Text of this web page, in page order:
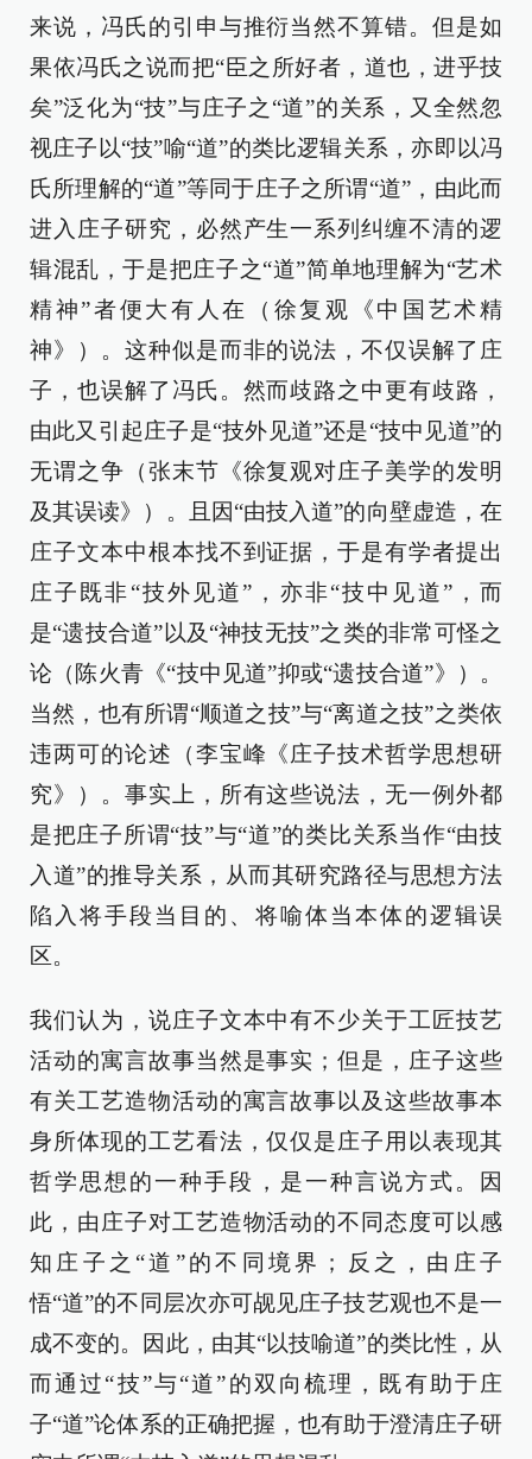
来说，冯氏的引申与推衍当然不算错。但是如
果依冯氏之说而把“臣之所好者，道也，进乎技
矣”泛化为“技”与庄子之“道”的关系，又全然忽
视庄子以“技”喻“道”的类比逻辑关系，亦即以冯
氏所理解的“道”等同于庄子之所谓“道”，由此而
进入庄子研究，必然产生一系列纠缠不清的逻
辑混乱，于是把庄子之“道”简单地理解为“艺术
精神”者便大有人在（徐复观《中国艺术精
神》）。这种似是而非的说法，不仅误解了庄
子，也误解了冯氏。然而歧路之中更有歧路，
由此又引起庄子是“技外见道”还是“技中见道”的
无谓之争（张末节《徐复观对庄子美学的发明
及其误读》）。且因“由技入道”的向壁虚造，在
庄子文本中根本找不到证据，于是有学者提出
庄子既非“技外见道”，亦非“技中见道”，而
是“遗技合道”以及“神技无技”之类的非常可怪之
论（陈火青《“技中见道”抑或“遗技合道”》）。
当然，也有所谓“顺道之技”与“离道之技”之类依
违两可的论述（李宝峰《庄子技术哲学思想研
究》）。事实上，所有这些说法，无一例外都
是把庄子所谓“技”与“道”的类比关系当作“由技
入道”的推导关系，从而其研究路径与思想方法
陷入将手段当目的、将喻体当本体的逻辑误
区。
我们认为，说庄子文本中有不少关于工匠技艺
活动的寓言故事当然是事实；但是，庄子这些
有关工艺造物活动的寓言故事以及这些故事本
身所体现的工艺看法，仅仅是庄子用以表现其
哲学思想的一种手段，是一种言说方式。因
此，由庄子对工艺造物活动的不同态度可以感
知庄子之“道”的不同境界；反之，由庄子
悟“道”的不同层次亦可觇见庄子技艺观也不是一
成不变的。因此，由其“以技喻道”的类比性，从
而通过“技”与“道”的双向梳理，既有助于庄
子“道”论体系的正确把握，也有助于澄清庄子研